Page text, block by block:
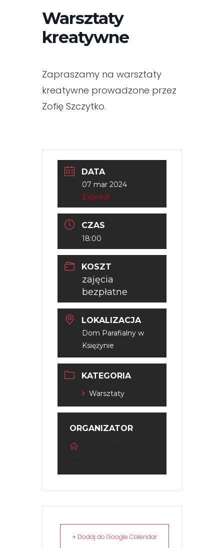
Warsztaty
kreatywne
Zapraszamy na warsztaty
kreatywne prowadzone przez
Zofię Szczytko.
DATA
07 mar 2024
Expired!
CZAS
18:00
KOSZT
zajęcia
bezpłatne
LOKALIZACJA
Dom Parafialny w
Księżynie
KATEGORIA
Warsztaty
ORGANIZATOR
+ Dodaj do Google Calendar